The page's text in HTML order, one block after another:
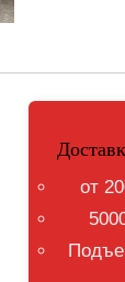
от